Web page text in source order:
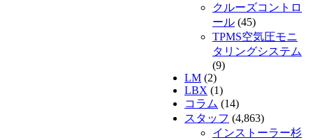
クルーズコントロ
ール (45)
TPMS空気圧モニ
タリングシステム
(9)
LM (2)
LBX (1)
コラム (14)
スタッフ (4,863)
インストーラー杉